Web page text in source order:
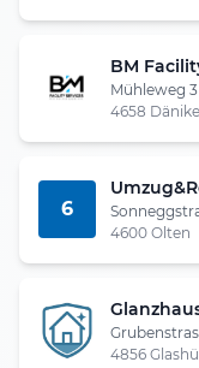
BM
Mühleweg 3
4658
6
4600 Olten
4856